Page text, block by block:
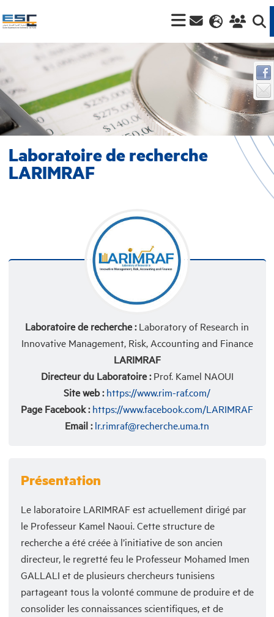
Laboratoire de recherche
LARIMRAF
Laboratoire de recherche :Laboratory of Research in
Innovative Management, Risk, Accounting and Finance
LARIMRAF
Directeur du Laboratoire :Prof. Kamel NAOUI
Site web : https://www.rim-raf.com/
Page Facebook : https://www.facebook.com/LARIMRAF
Email : lr.rimraf@recherche.uma.tn
Présentation
Le laboratoire LARIMRAF est actuellement dirigé par
le Professeur Kamel Naoui. Cette structure de
recherche a été créée à l’initiative de son ancien
directeur, le regretté feu le Professeur Mohamed Imen
GALLALI et de plusieurs chercheurs tunisiens
partageant tous la volonté commune de produire et de
consolider les connaissances scientifiques, et de